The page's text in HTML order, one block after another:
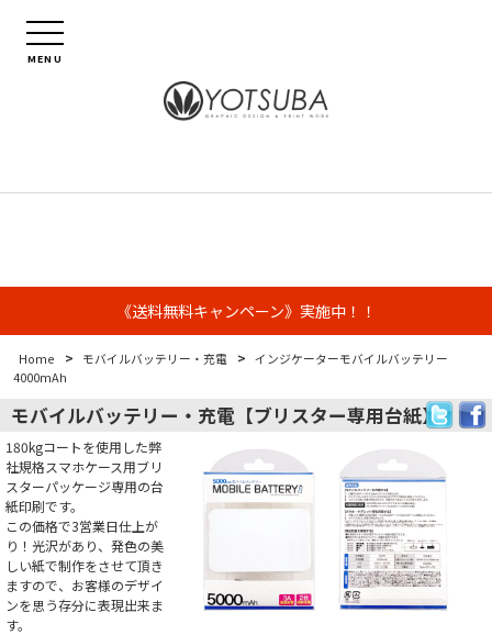
MENU
《送料無料キャンペーン》実施中！！
Home > モバイルバッテリー・充電 > インジケーターモバイルバッテリー
4000mAh
モバイルバッテリー・充電【ブリスター専用台紙】
180kgコートを使用した弊
社規格スマホケース用ブリ
スターパッケージ専用の台
紙印刷です。
この価格で3営業日仕上が
り！光沢があり、発色の美
しい紙で制作をさせて頂き
ますので、お客様のデザイ
ンを思う存分に表現出来ま
す。